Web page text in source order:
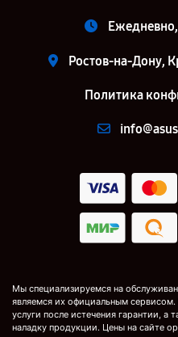
Ростов-на-Дону,
Политика
Мы специализируемся на
являемся их официальным
услуги после истечения гарантии, а
наладку продукции. Цены на сайте